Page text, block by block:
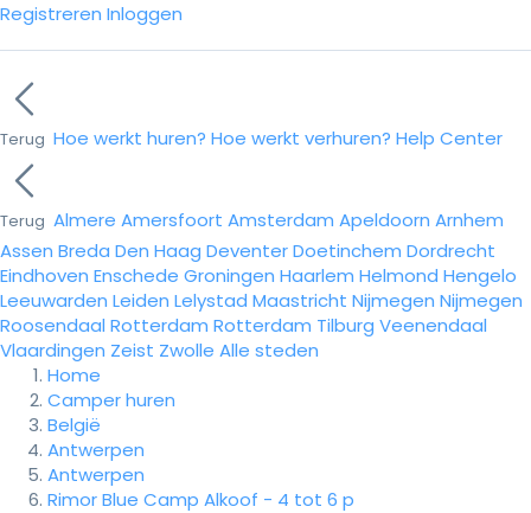
Registreren Inloggen
Terug Hoe werkt huren? Hoe werkt verhuren? Help Center
Terug Almere Amersfoort Amsterdam Apeldoorn Arnhem
Assen Breda Den Haag DeventerDoetinchem Dordrecht
Eindhoven Enschede Groningen Haarlem Helmond Hengelo
Leeuwarden Leiden Lelystad Maastricht Nijmegen Nijmegen
Roosendaal Rotterdam Rotterdam Tilburg Veenendaal
Vlaardingen Zeist Zwolle Alle steden
Home
Camper huren
België
Antwerpen
Antwerpen
Rimor Blue Camp Alkoof - 4 tot 6 p